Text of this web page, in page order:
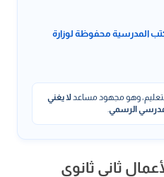
المدرسية محفوظة لوزارة
وهو مجهود مساعدلا يغني
الرسمي.
ثاني ثانوي